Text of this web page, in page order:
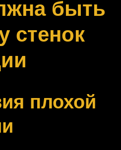
быть
стенок
плохой